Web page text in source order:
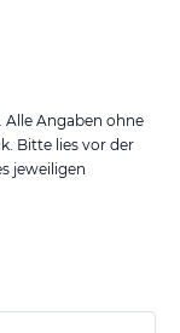
Angaben ohne
Bitte lies vor der
jeweiligen